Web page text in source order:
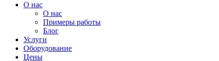
О нас
О нас
Примеры работы
Блог
Услуги
Оборудование
Цены